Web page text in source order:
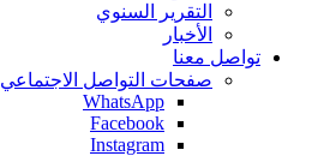
التقرير السنوي
الأخبار
تواصل معنا
صفحات التواصل الاجتماعي
WhatsApp
Facebook
Instagram